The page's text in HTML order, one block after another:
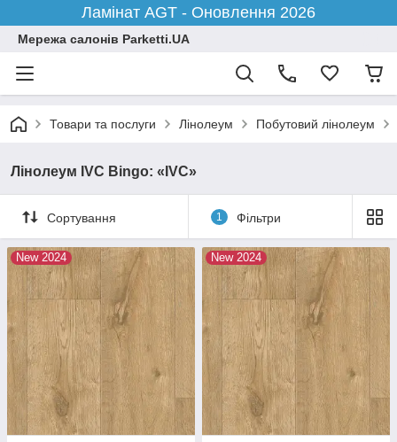
Ламінат AGT - Оновлення 2026
Мережа салонів Parketti.UA
Товари та послуги Лінолеум Побутовий лінолеум
Лінолеум IVC Bingo: «IVC»
Сортування 1 Фільтри
New 2024 New 2024